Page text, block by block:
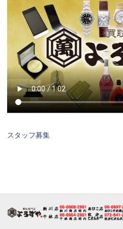
スタッフ募集